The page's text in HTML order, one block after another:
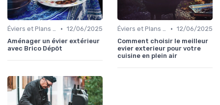
Éviers et Plans de Travail • 12/06/2025
Aménager un évier extérieur
avec Brico Dépôt
Éviers et Plans de Travail • 12/06/2025
Comment choisir le meilleur
evier exterieur pour votre
cuisine en plein air